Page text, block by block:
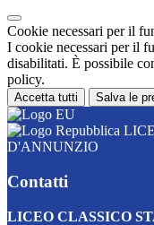
Cookie necessari per il
I cookie necessari per il
disabilitati. È possibile
policy.
Accetta tutti Salva le
D'ANNUNZIO
Contatti
LICEO CLASSICO